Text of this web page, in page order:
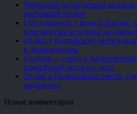
Маврикий за пределами
настоящий остров
Где отдохнуть у воды в России:
перезагрузки и отдыха на
Отдых у Балтийского моря в
в Зеленоградске
Суздаль — город с
атмосферой русского уюта
Отдых в Подмосковье: место,
выдохнуть
Новые комментарии